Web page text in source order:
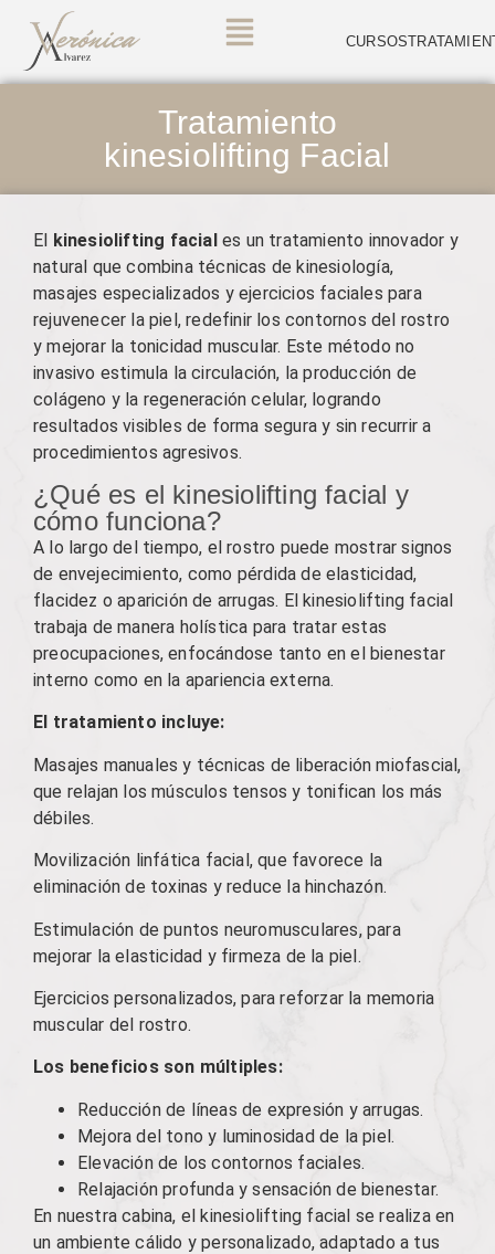
CURSOS
Tratamiento
kinesiolifting Facial
El kinesiolifting faciales un tratamiento innovador y
natural que combina técnicas de kinesiología,
masajes especializados y ejercicios faciales para
rejuvenecer la piel, redefinir los contornos del rostro
y mejorar la tonicidad muscular. Este método no
invasivo estimula la circulación, la producción de
colágeno y la regeneración celular, logrando
resultados visibles de forma segura y sin recurrir a
procedimientos agresivos.
¿Qué es el kinesiolifting facial y
cómo funciona?
A lo largo del tiempo, el rostro puede mostrar signos
de envejecimiento, como pérdida de elasticidad,
flacidez o aparición de arrugas. El kinesiolifting facial
trabaja de manera holística para tratar estas
preocupaciones, enfocándose tanto en el bienestar
interno como en la apariencia externa.
El tratamiento incluye:
Masajes manuales y técnicas de liberación miofascial,
que relajan los músculos tensos y tonifican los más
débiles.
Movilización linfática facial, que favorece la
eliminación de toxinas y reduce la hinchazón.
Estimulación de puntos neuromusculares, para
mejorar la elasticidad y firmeza de la piel.
Ejercicios personalizados, para reforzar la memoria
muscular del rostro.
Los beneficios son múltiples:
Reducción de líneas de expresión y arrugas.
Mejora del tono y luminosidad de la piel.
Elevación de los contornos faciales.
Relajación profunda y sensación de bienestar.
En nuestra cabina, el kinesiolifting facial se realiza en
un ambiente cálido y personalizado, adaptado a tus